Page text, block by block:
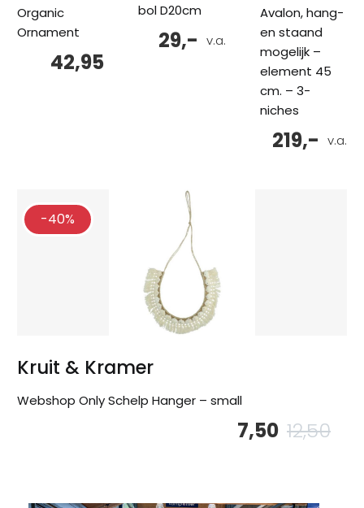
Organic
Ornament
42,95
bol D20cm
v.a.
29,-
Avalon, hang-
en staand
mogelijk –
element 45
cm. – 3-
niches
v.a.
219,-
-40%
Kruit & Kramer
Webshop Only Schelp Hanger – small
12,50
7,50